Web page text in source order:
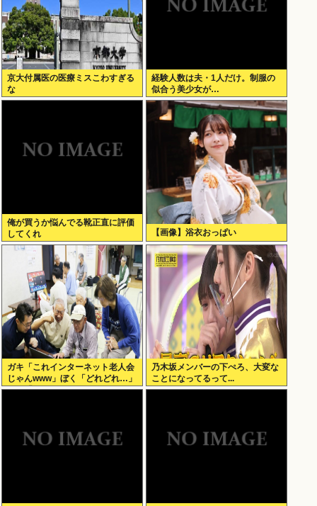
京大付属医の医療ミスこわすぎる
な
経験人数は夫・1人だけ。制服の
似合う美少女が…
俺が買うか悩んでる靴正直に評価
してくれ
【画像】浴衣おっぱい
ガキ「これインターネット老人会
じゃんwww」ぼく「どれどれ…」
ガキ「ニコニコ！らきすた！ボカ
乃木坂メンバーの下ぺろ、大変な
ことになってるって...